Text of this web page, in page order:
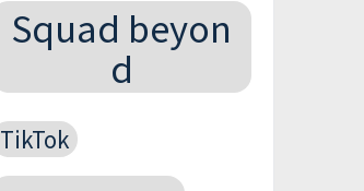
Squad beyon
d
TikTok